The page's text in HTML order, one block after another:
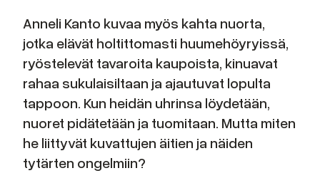
Anneli Kanto kuvaa myös kahta nuorta,
jotka elävät holtittomasti huumehöyryissä,
ryöstelevät tavaroita kaupoista, kinuavat
rahaa sukulaisiltaan ja ajautuvat lopulta
tappoon. Kun heidän uhrinsa löydetään,
nuoret pidätetään ja tuomitaan. Mutta miten
he liittyvät kuvattujen äitien ja näiden
tytärten ongelmiin?